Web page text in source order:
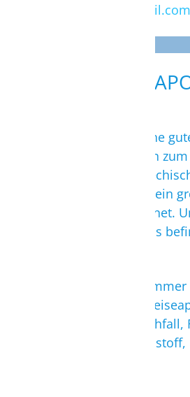
savvaspap@hotmail.com
ÄRZTE UND
In Griechenland gibt es eine
Versorgung. Zudem stehen
zahlreiche Apotheken
Verfügung. Sie sind durch ein
grünes Kreuz gekennzeichnet.
Flughafen Terminal Rhodos
Wir empfehlen trotzdem
kleineren oder größeren
(Medikamente gegen Durchfall,
Schmerzen sowie